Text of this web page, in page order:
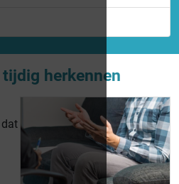
herkennen